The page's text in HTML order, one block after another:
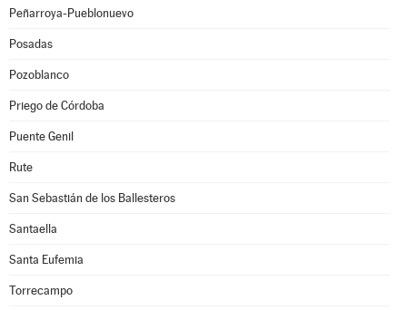
Peñarroya-Pueblonuevo
Posadas
Pozoblanco
Priego de Córdoba
Puente Genil
Rute
San Sebastián de los Ballesteros
Santaella
Santa Eufemia
Torrecampo